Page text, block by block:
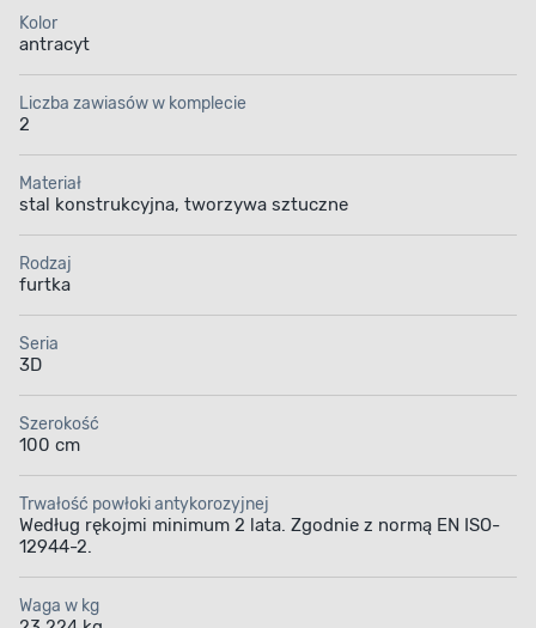
Kolor
antracyt
Liczba zawiasów w komplecie
2
Materiał
stal konstrukcyjna, tworzywa sztuczne
Rodzaj
furtka
Seria
3D
Szerokość
100 cm
Trwałość powłoki antykorozyjnej
Według rękojmi minimum 2 lata. Zgodnie z normą EN ISO-
12944-2.
Waga w kg